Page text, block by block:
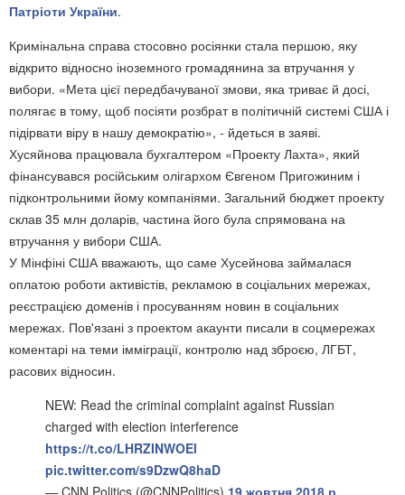
Патріоти України.
Кримінальна справа стосовно росіянки стала першою, яку
відкрито відносно іноземного громадянина за втручання у
вибори. «Мета цієї передбачуваної змови, яка триває й досі,
полягає в тому, щоб посіяти розбрат в політичній системі США і
підірвати віру в нашу демократію», - йдеться в заяві.
Хусяйнова працювала бухгалтером «Проекту Лахта», який
фінансувався російським олігархом Євгеном Пригожиним і
підконтрольними йому компаніями. Загальний бюджет проекту
склав 35 млн доларів, частина його була спрямована на
втручання у вибори США.
У Мінфіні США вважають, що саме Хусейнова займалася
оплатою роботи активістів, рекламою в соціальних мережах,
реєстрацією доменів і просуванням новин в соціальних
мережах. Пов'язані з проектом акаунти писали в соцмережах
коментарі на теми імміграції, контролю над зброєю, ЛГБТ,
расових відносин.
NEW: Read the criminal complaint against Russian
charged with election interference
https://t.co/LHRZINWOEl
pic.twitter.com/s9DzwQ8haD